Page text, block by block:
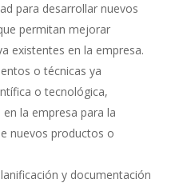
para desarrollar nuevos
permitan mejorar
existentes en la empresa.
o técnicas ya
o tecnológica,
la empresa para la
nuevos productos o
y documentación